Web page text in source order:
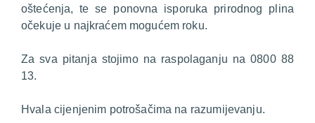
oštećenja, te se ponovna isporuka prirodnog plina
očekuje u najkraćem mogućem roku.
Za sva pitanja stojimo na raspolaganju na 0800 88
13.
Hvala cijenjenim potrošačima na razumijevanju.